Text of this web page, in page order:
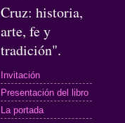
Cruz: historia,
arte, fe y
tradición".
Invitación
Presentación del libro
La portada